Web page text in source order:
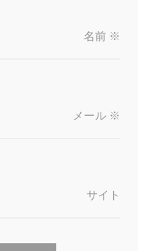
名前 ※
メール ※
サイト